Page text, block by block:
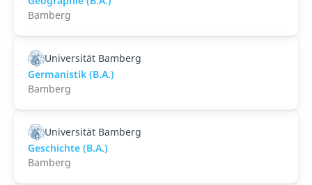
Bamberg
Universität Bamberg
Germanistik (B.A.)
Bamberg
Universität Bamberg
Geschichte (B.A.)
Bamberg